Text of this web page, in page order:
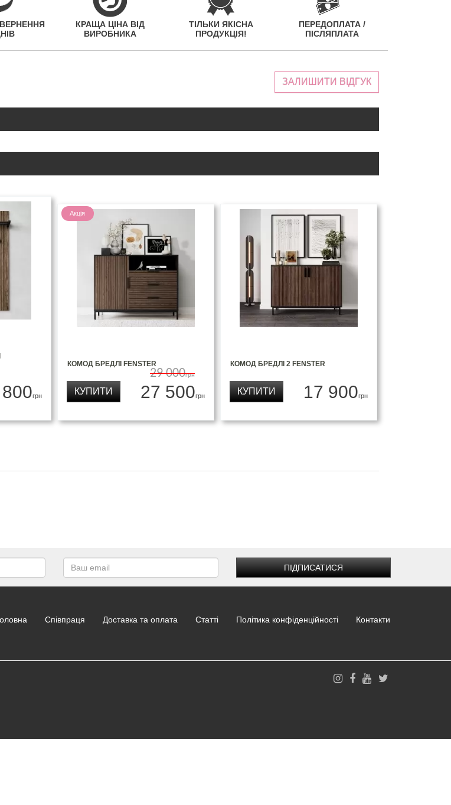
КРАЩА ЦІНА ВІД
ВИРОБНИКА
ТІЛЬКИ ЯКІСНА
ПРОДУКЦІЯ!
ПЕРЕДОПЛАТА /
ПІСЛЯПЛАТА
ЗАЛИШИТИ ВІДГУК
грн
Акція
КОМОД БРЕДЛІ FENSTER
29 000грн
27 500грн
КУПИТИ
КОМОД БРЕДЛІ 2 FENSTER
17 900грн
КУПИТИ
ПІДПИСАТИСЯ
Співпраця Доставка та оплата Статті Політика конфіденційності Контакти